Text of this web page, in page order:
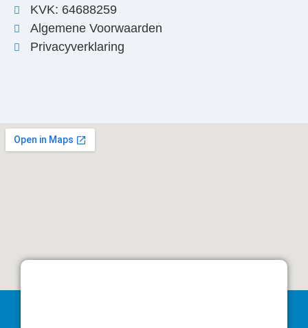
KVK: 64688259
Algemene Voorwaarden
Privacyverklaring